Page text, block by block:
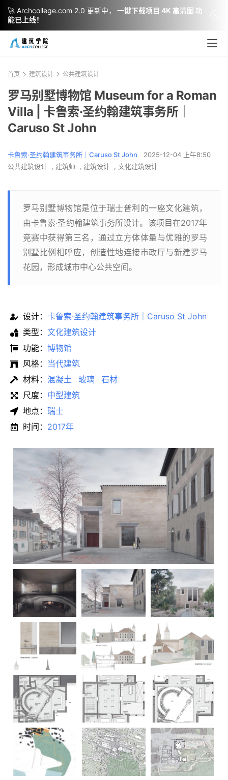
首页 建筑设计 公共建筑设计
罗马别墅博物馆 Museum for a Roman
Villa | 卡鲁索·圣约翰建筑事务所｜
Caruso St John
卡鲁索·圣约翰建筑事务所｜Caruso St John
2025-12-04 上午8:50
公共建筑设计 , 建筑师 , 建筑设计 , 文化建筑设计
罗马别墅博物馆是位于瑞士普利的一座文化建筑，
由卡鲁索·圣约翰建筑事务所设计。该项目在2017年
竞赛中获得第三名，通过立方体体量与优雅的罗马
别墅比例相呼应，创造性地连接市政厅与新建罗马
花园，形成城市中心公共空间。
设计： 卡鲁索·圣约翰建筑事务所｜Caruso St John
类型： 文化建筑设计
功能： 博物馆
风格： 当代建筑
材料： 混凝土 玻璃
石材
尺度： 中型建筑
地点： 瑞士
时间： 2017年
🚀 Archcollege.com 2.0 更新中，
一键下载项目 4K 高清图 功
能已上线！